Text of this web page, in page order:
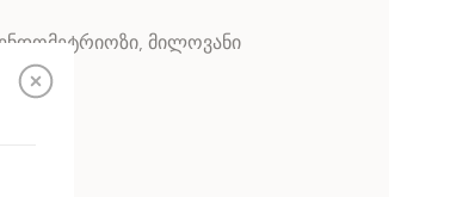
მილოვანი